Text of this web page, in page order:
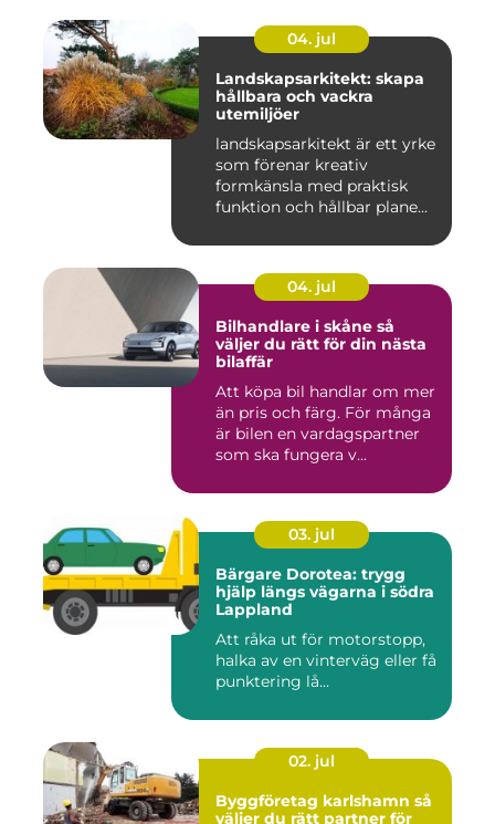
04. jul
Landskapsarkitekt: skapa
hållbara och vackra
utemiljöer
landskapsarkitekt är ett yrke
som förenar kreativ
formkänsla med praktisk
funktion och hållbar plane...
04. jul
Bilhandlare i skåne så
väljer du rätt för din nästa
bilaffär
Att köpa bil handlar om mer
än pris och färg. För många
är bilen en vardagspartner
som ska fungera v...
03. jul
Bärgare Dorotea: trygg
hjälp längs vägarna i södra
Lappland
Att råka ut för motorstopp,
halka av en vinterväg eller få
punktering lå...
02. jul
Byggföretag karlshamn så
väljer du rätt partner för